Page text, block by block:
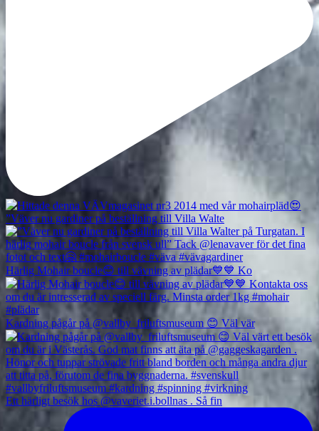
”Väver nu gardiner på beställning till Villa Walte
Härlig Mohair boucle😊 till vävning av plädar💙💙 Ko
Kardning pågår på @vallby_friluftsmuseum 😊 Väl vär
Ett härligt besök hos @vaveriet.i.bollnas . Så fin